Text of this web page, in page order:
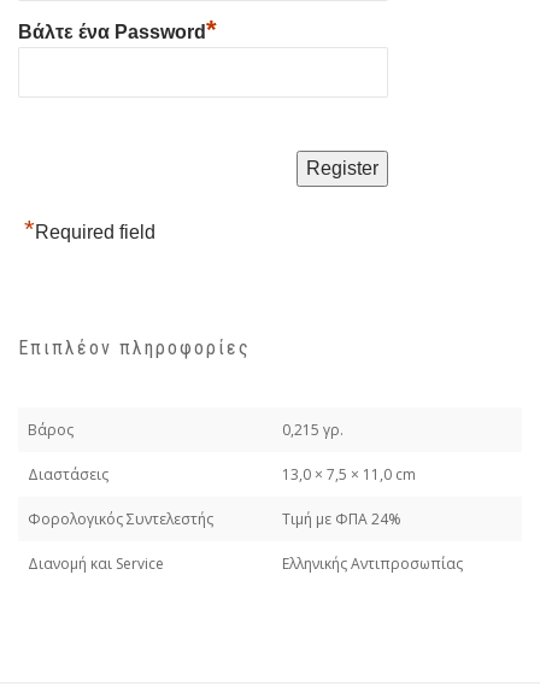
Βάλτε ένα Password*
*Required field
Επιπλέον πληροφορίες
Βάρος 0,215 γρ.
Διαστάσεις 13,0 × 7,5 × 11,0 cm
Φορολογικός Συντελεστής Τιμή με ΦΠΑ 24%
Διανομή και Service Ελληνικής Αντιπροσωπίας